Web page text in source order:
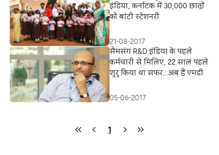
इंडिया, कर्नाटक में 30,000 छात्रों
को बांटी स्टेशनरी
21-08-2017
सैमसंग R&D इंडिया के पहले
कर्मचारी से मिलिए, 22 साल पहले
शुरु किया था सफर…अब हैं एमडी
05-06-2017
1